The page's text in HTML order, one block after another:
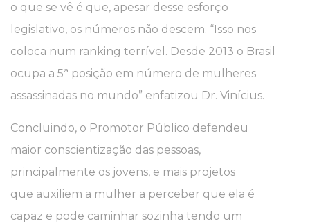
o que se vê é que, apesar desse esforço
legislativo, os números não descem. “Isso nos
coloca num ranking terrível. Desde 2013 o Brasil
ocupa a 5ª posição em número de mulheres
assassinadas no mundo” enfatizou Dr. Vinícius.
Concluindo, o Promotor Público defendeu
maior conscientização das pessoas,
principalmente os jovens, e mais projetos
que auxiliem a mulher a perceber que ela é
capaz e pode caminhar sozinha tendo um